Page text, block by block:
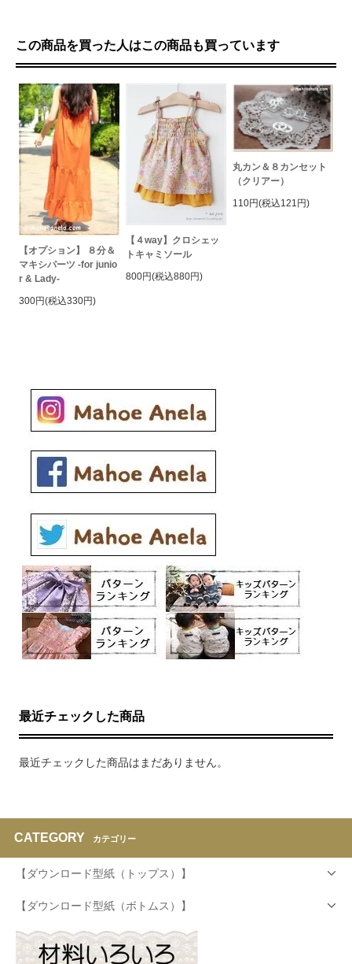
この商品を買った人はこの商品も買っています
【オプション】 ８分＆
マキシパーツ -for junio
r & Lady-
300円(税込330円)
【４way】クロシェッ
トキャミソール
800円(税込880円)
丸カン＆８カンセット
（クリアー）
110円(税込121円)
最近チェックした商品
最近チェックした商品はまだありません。
CATEGORY カテゴリー
【ダウンロード型紙（トップス）】
【ダウンロード型紙（ボトムス）】